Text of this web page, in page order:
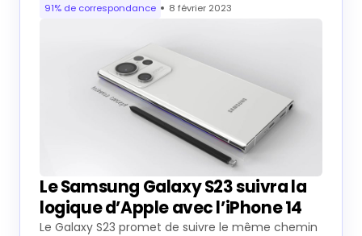
91% de correspondance 8 février 2023
Le Samsung Galaxy S23 suivra la
logique d’Apple avec l’iPhone 14
Le Galaxy S23 promet de suivre le même chemin